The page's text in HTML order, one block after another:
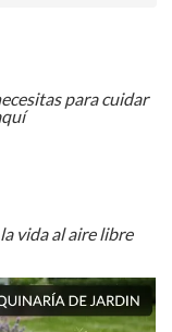
para cuidar
vida al aire libre